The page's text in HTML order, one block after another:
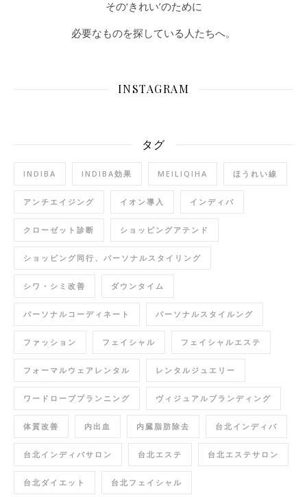
その‘きれい’のために
必要なものを探している人たちへ。
INSTAGRAM
タグ
INDIBA INDIBA効果 MEILIQIHA ほうれい線
アンチエイジング イオン導入 インディバ
クローゼット診断 ショッピングアテンド
ショッピング同行、パーソナルスタイリング
シワ・シミ改善 ダウンタイム
パーソナルコーディネート パーソナルスタイルング
ファッション フェイシャル フェイシャルエステ
フォーマルウェアレンタル レンタルジュエリー
ワードローブプランニング ヴィジュアルブランディング
体質改善 内出血 内臓脂肪除去 台北インディバ
台北インディバサロン 台北エステ 台北エステサロン
台北ダイエット 台北フェイシャル